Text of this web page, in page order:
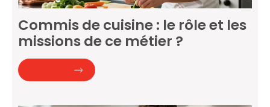
Commis de cuisine : le rôle et les
missions de ce métier ?